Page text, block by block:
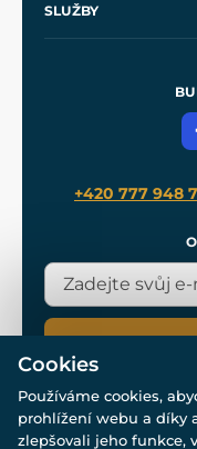
Velkoobchod
SLUŽBY
Meče pro
+420 777 948
Cookies
Používáme cookies,
prohlížení webu a díky
zlepšovali jeho funkce,